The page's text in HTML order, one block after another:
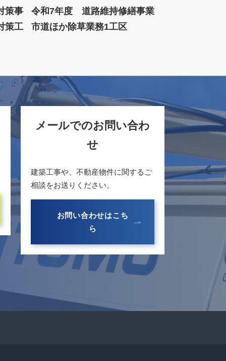
策事
策工
令和7年度 道路維持修繕事業
市道ほか除草業務1工区
メールでのお問い合わ
せ
建築工事や、不動産物件に関するご
相談をお送りください。
お問い合わせはこち
ら